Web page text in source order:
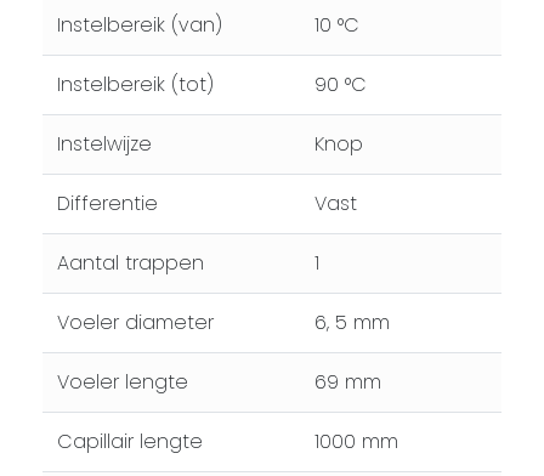
Instelbereik (van) 10 °C
Instelbereik (tot) 90 °C
Instelwijze Knop
Differentie Vast
Aantal trappen 1
Voeler diameter 6, 5 mm
Voeler lengte 69 mm
Capillair lengte 1000 mm